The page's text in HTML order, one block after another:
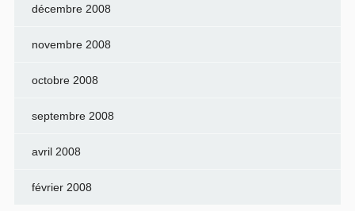
décembre 2008
novembre 2008
octobre 2008
septembre 2008
avril 2008
février 2008